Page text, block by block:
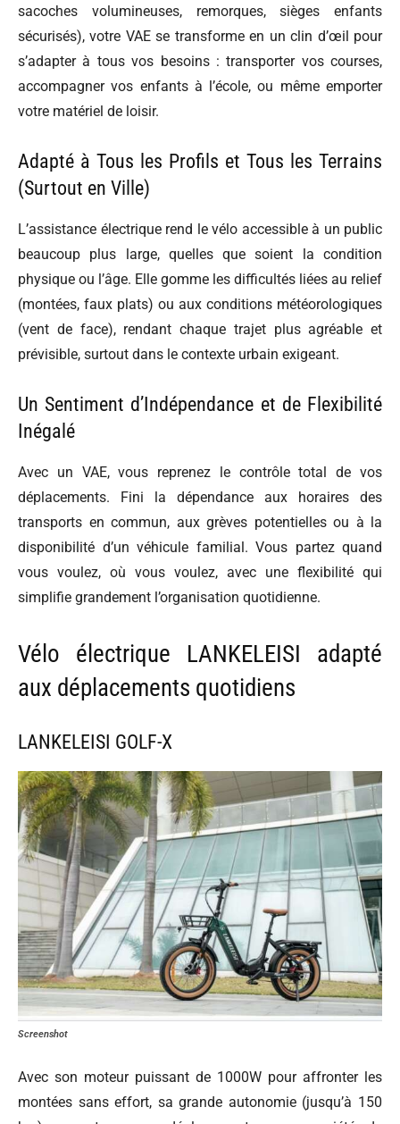
sacoches volumineuses, remorques, sièges enfants
sécurisés), votre VAE se transforme en un clin d’œil pour
s’adapter à tous vos besoins : transporter vos courses,
accompagner vos enfants à l’école, ou même emporter
votre matériel de loisir.
Adapté à Tous les Profils et Tous les Terrains
(Surtout en Ville)
L’assistance électrique rend le vélo accessible à un public
beaucoup plus large, quelles que soient la condition
physique ou l’âge. Elle gomme les difficultés liées au relief
(montées, faux plats) ou aux conditions météorologiques
(vent de face), rendant chaque trajet plus agréable et
prévisible, surtout dans le contexte urbain exigeant.
Un Sentiment d’Indépendance et de Flexibilité
Inégalé
Avec un VAE, vous reprenez le contrôle total de vos
déplacements. Fini la dépendance aux horaires des
transports en commun, aux grèves potentielles ou à la
disponibilité d’un véhicule familial. Vous partez quand
vous voulez, où vous voulez, avec une flexibilité qui
simplifie grandement l’organisation quotidienne.
Vélo électrique LANKELEISI adapté
aux déplacements quotidiens
LANKELEISI GOLF-X
Screenshot
Avec son moteur puissant de 1000W pour affronter les
montées sans effort, sa grande autonomie (jusqu’à 150